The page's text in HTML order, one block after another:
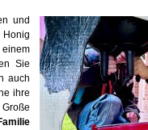
und
Honig
Sie
auch
ihre